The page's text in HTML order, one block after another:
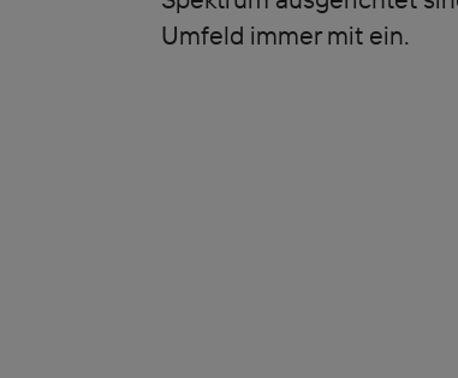
Umfeld immer mit ein.